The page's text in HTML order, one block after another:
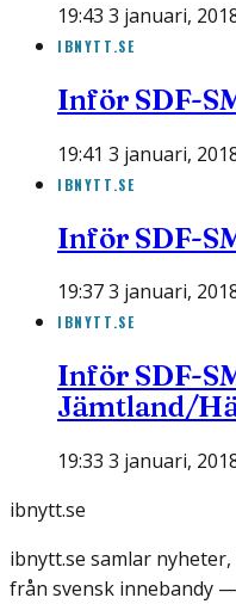
19:43 3 januari,
IBNYTT.SE
Inför SDF-
19:41 3 januari,
IBNYTT.SE
Inför SDF-
19:37 3 januari,
IBNYTT.SE
Inför SDF-
Jämtland/
19:33 3 januari,
ibnytt.se
ibnytt.se samlar
från svensk innebandy —